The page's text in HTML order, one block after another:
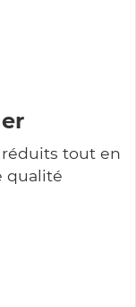
tout en
qualité